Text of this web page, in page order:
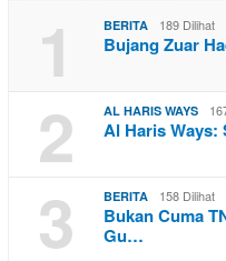
1 BERITA 189 Dilihat
Bujang Zuar
2 AL HARIS WAYS
Al Haris Ways:
3 BERITA 158 Dilihat
Bukan Cuma
Gu…